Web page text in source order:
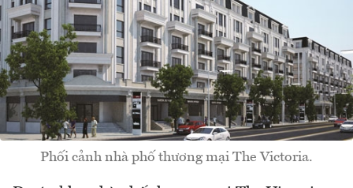
Phối cảnh nhà phố thương mại The Victoria.